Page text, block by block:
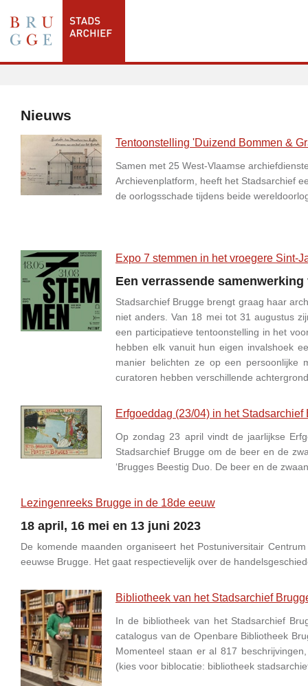
Nieuws
Tentoonstelling 'Duizend Bommen &
Samen met 25 West-Vlaamse
Archievenplatform, heeft het Stadsarchief
de oorlogsschade tijdens beide
Expo 7 stemmen in het vroegere Sint-
Een verrassende
Stadsarchief Brugge brengt graag haar
niet anders. Van 18 mei tot 31 augustus
een participatieve tentoonstelling in het
hebben elk vanuit hun eigen invalshoek
manier belichten ze op een persoonlijke
curatoren hebben verschillende
Erfgoeddag (23/04) in het
Op zondag 23 april vindt de jaarlijkse
Stadsarchief Brugge om de beer en de
‘Brugges Beestig Duo. De beer en de
Lezingenreeks Brugge in de 18de eeuw
18 april, 16 mei en 13 juni 2023
De komende maanden organiseert het Postuniversitair
eeuwse Brugge. Het gaat respectievelijk over de
Bibliotheek van het Stadsarchief
In de bibliotheek van het Stadsarchief
catalogus van de Openbare Bibliotheek
Momenteel staan er al 817
(kies voor biblocatie: bibliotheek